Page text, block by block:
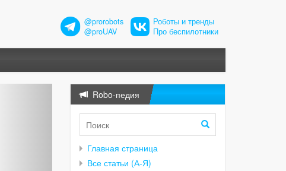
@prorobots
@proUAV
Роботы и тренды
Про беспилотники
Robo-педия
Главная страница
Все статьи (А-Я)